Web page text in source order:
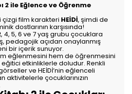
2 ile Eğlence ve Öğrenme
çizgi film karakteri HEİDİ, şimdi de
dostlarının karşısında!
, 4, 5, 6 ve 7 yaş grubu çocuklara
pedagojik açıdan onaylanmış
bir içerik sunuyor.
eğlenmesini hem de öğrenmesini
etkinliklerle doludur. Renkli
ve HEİDİ’nin eğlenceli
aktivitelerle çocuklarınızın